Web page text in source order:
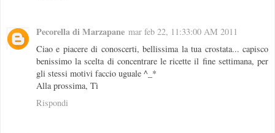
Pecorella di Marzapane mar feb 22, 11:33:00 AM 2011
Ciao e piacere di conoscerti, bellissima la tua crostata... capisco
benissimo la scelta di concentrare le ricette il fine settimana, per
gli stessi motivi faccio uguale ^_*
Alla prossima, Tì
Rispondi